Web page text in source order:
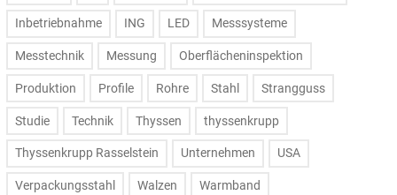
Inbetriebnahme ING LED Messsysteme
Messtechnik Messung Oberflächeninspektion
Produktion Profile Rohre Stahl Strangguss
Studie Technik Thyssen thyssenkrupp
Thyssenkrupp Rasselstein Unternehmen USA
Verpackungsstahl Walzen Warmband